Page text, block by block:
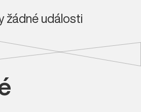
žádné události